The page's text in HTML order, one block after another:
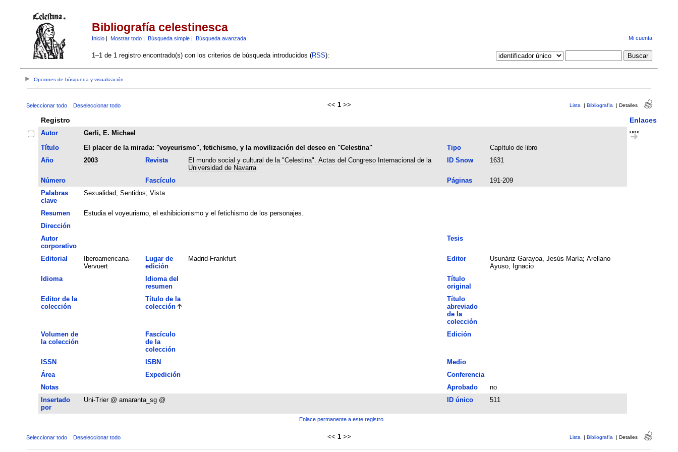
Bibliografía celestinesca
Inicio| Mostrar todo| Búsqueda simple| Búsqueda avanzada Mi cuenta
1–1 de 1 registro encontrado(s) con los criterios de búsqueda introducidos (RSS):
Opciones de búsqueda y visualización
Seleccionar todo Deseleccionar todo << 1 >> Lista | Bibliografía | Detalles
Registro Enlaces
Autor
Gerli, E. Michael
Título
El placer de la mirada: "voyeurismo", fetichismo, y la movilización del deseo en "Celestina" Tipo
Capítulo de libro
Año
2003 Revista
El mundo social y cultural de la "Celestina". Actas del Congreso Internacional de la
Universidad de Navarra
ID Snow 1631
Número Fascículo Páginas
191-209
Palabras
clave
Sexualidad; Sentidos; Vista
Resumen
Estudia el voyeurismo, el exhibicionismo y el fetichismo de los personajes.
Dirección
Autor
corporativo
Tesis
Editorial
Iberoamericana-
Vervuert
Lugar de
edición
Madrid-Frankfurt Editor
Usunáriz Garayoa, Jesús María; Arellano
Ayuso, Ignacio
Idioma
Idioma del
resumen
Título
original
Editor de la
colección
Título de la
colección
Título
abreviado
de la
colección
Volumen de
la colección
Fascículo
de la
colección
Edición
ISSN ISBN
Medio
Área
Expedición
Conferencia
Notas
Aprobado
no
Insertado
por
Uni-Trier @ amaranta_sg @ ID único 511
Enlace permanente a este registro
Seleccionar todo Deseleccionar todo << 1 >> Lista | Bibliografía | Detalles